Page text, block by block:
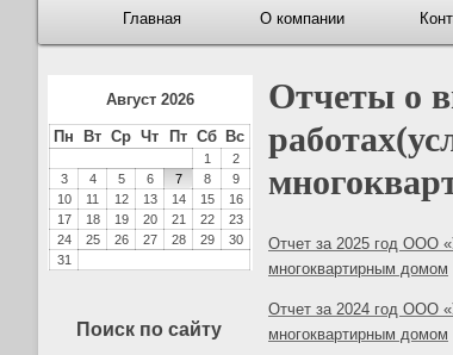
Главная О компании
Отчеты о
Отчет за 2025 год ООО
многоквартирным домом
Отчет за 2024 год ООО
многоквартирным домом
Август 2026
Пн Вт Ср Чт Пт Сб Вс
1
2
3
4 5 6 7 8
9
10
11 12 13 14 15
16
17
18 19 20 21 22
23
24
25 26 27 28 29
30
31
Поиск по сайту